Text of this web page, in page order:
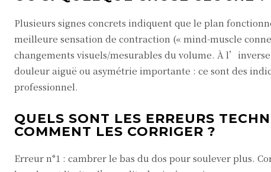
Plusieurs signes concrets indiquent que le plan
meilleure sensation de contraction (« mind-muscle
changements visuels/mesurables du volume. À
douleur aiguë ou asymétrie importante : ce sont des
professionnel.
QUELS SONT LES ERREURS
COMMENT LES CORRIGER ?
Erreur n°1 : cambrer le bas du dos pour soulever plus.